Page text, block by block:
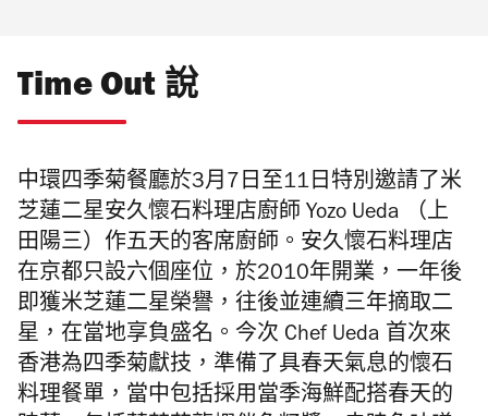
Time Out 說
中環四季菊餐廳於3月7日至11日特別邀請了米
芝蓮二星安久懷石料理店廚師 Yozo Ueda （上
田陽三）作五天的客席廚師。安久懷石料理店
在京都只設六個座位，於2010年開業，一年後
即獲米芝蓮二星榮譽，往後並連續三年摘取二
星，在當地享負盛名。今次 Chef Ueda 首次來
香港為四季菊獻技，準備了具春天氣息的懷石
料理餐單，當中包括採用當季海鮮配搭春天的